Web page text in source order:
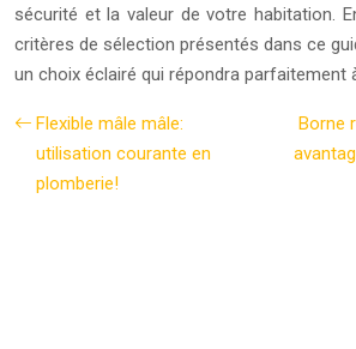
sécurité et la valeur de votre habitation.
critères de sélection présentés dans ce
un choix éclairé qui répondra parfaitement
Flexible mâle mâle:
utilisation courante en
plomberie!
Borne